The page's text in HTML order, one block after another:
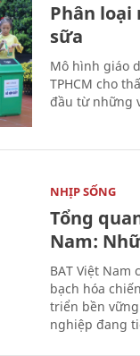
Phân
sữa
Mô hình giáo
TPHCM cho
đầu từ những
NHỊP SỐNG
Tổng
Nam:
BAT Việt
bạch hóa
triển bền
nghiệp đang